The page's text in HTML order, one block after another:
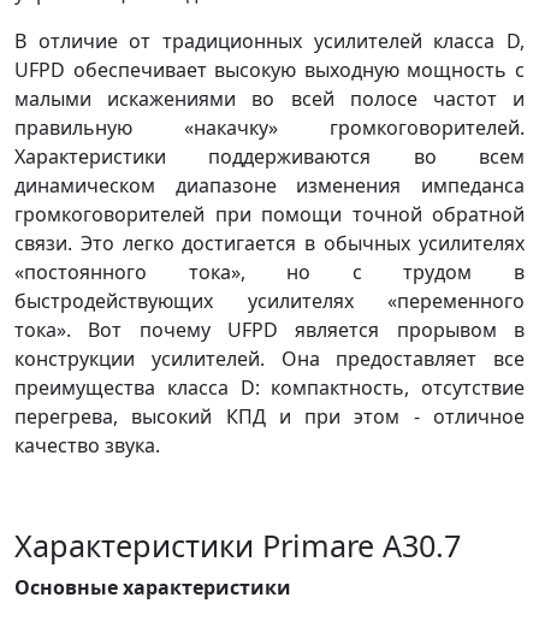
В отличие от традиционных усилителей класса D,
UFPD обеспечивает высокую выходную мощность с
малыми искажениями во всей полосе частот и
правильную «накачку» громкоговорителей.
Характеристики поддерживаются во всем
динамическом диапазоне изменения импеданса
громкоговорителей при помощи точной обратной
связи. Это легко достигается в обычных усилителях
«постоянного тока», но с трудом в
быстродействующих усилителях «переменного
тока». Вот почему UFPD является прорывом в
конструкции усилителей. Она предоставляет все
преимущества класса D: компактность, отсутствие
перегрева, высокий КПД и при этом - отличное
качество звука.
Характеристики Primare A30.7
Основные характеристики